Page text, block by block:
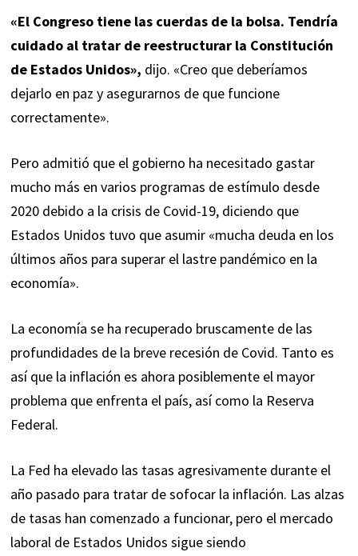
«El Congreso tiene las cuerdas de la bolsa. Tendría
cuidado al tratar de reestructurar la Constitución
de Estados Unidos», dijo. «Creo que deberíamos
dejarlo en paz y asegurarnos de que funcione
correctamente».
Pero admitió que el gobierno ha necesitado gastar
mucho más en varios programas de estímulo desde
2020 debido a la crisis de Covid-19, diciendo que
Estados Unidos tuvo que asumir «mucha deuda en los
últimos años para superar el lastre pandémico en la
economía».
La economía se ha recuperado bruscamente de las
profundidades de la breve recesión de Covid. Tanto es
así que la inflación es ahora posiblemente el mayor
problema que enfrenta el país, así como la Reserva
Federal.
La Fed ha elevado las tasas agresivamente durante el
año pasado para tratar de sofocar la inflación. Las alzas
de tasas han comenzado a funcionar, pero el mercado
laboral de Estados Unidos sigue siendo